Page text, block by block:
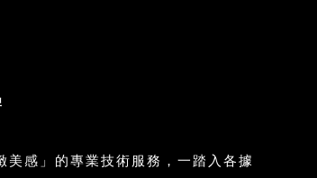
美感」的專業技術服務，一踏入各據